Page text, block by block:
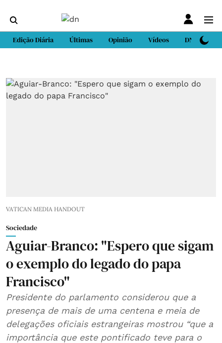
Edição Diária Últimas Opinião Vídeos DN Sport
VATICAN MEDIA HANDOUT
Sociedade
Aguiar-Branco: "Espero que sigam
o exemplo do legado do papa
Francisco"
Presidente do parlamento considerou que a
presença de mais de uma centena e meia de
delegações oficiais estrangeiras mostrou “que a
importância que este pontificado teve para o